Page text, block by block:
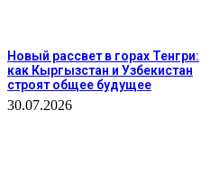
Новый рассвет в горах Тенгри:
как Кыргызстан и Узбекистан
строят общее будущее
30.07.2026